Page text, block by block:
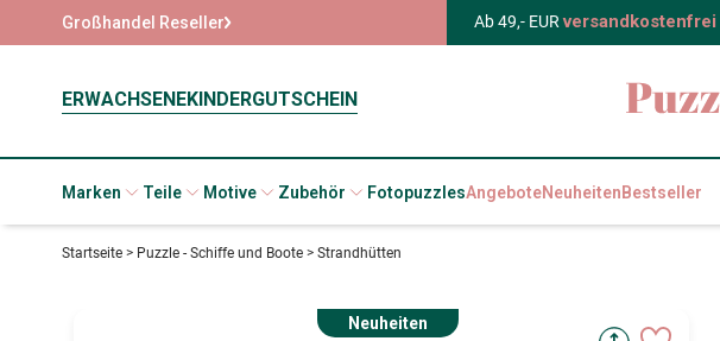
Großhandel Reseller Ab 49,- EURversandkostenfrei
ERWACHSENEKINDERGUTSCHEIN
Marken Teile Motive Zubehör FotopuzzlesAngeboteNeuheitenBestseller
Startseite > Puzzle - Schiffe und Boote > Strandhütten
Neuheiten